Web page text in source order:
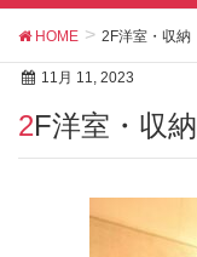
HOME 2F洋室・収納
11月 11, 2023
2F洋室・収納